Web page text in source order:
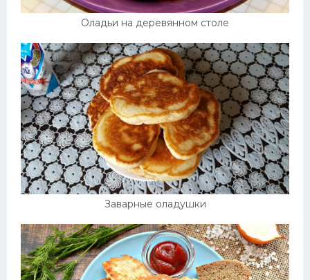
Оладьи на деревянном столе
Заварные оладушки